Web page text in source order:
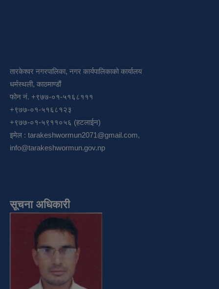
तारकेश्वर नगरपालिका, नगर कार्यपालिकाको कार्यालय
धर्मस्थली, काठमाण्डौं
फोन नं. +९७७-०१-५१६८१११
+९७७-०१-५१६८१२३
+९७७-०१-५९११०५६ (हटलाईन)
इमेल : tarakeshwormun2071@gmail.com,
info@tarakeshwormun.gov.np
सूचना अधिकारी